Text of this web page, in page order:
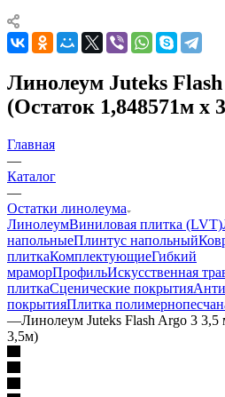
Линолеум Juteks
(Остаток 1,848571м x
Главная
—
Каталог
—
Остатки линолеума
ЛинолеумВиниловая плитка (LVT)
напольныеПлинтус напольный
плиткаКомплектующиеГибкий
мраморПрофильИскусственная
плиткаСценические покрытия
покрытияПлитка
—Линолеум Juteks Flash Argo 3
3,5м)